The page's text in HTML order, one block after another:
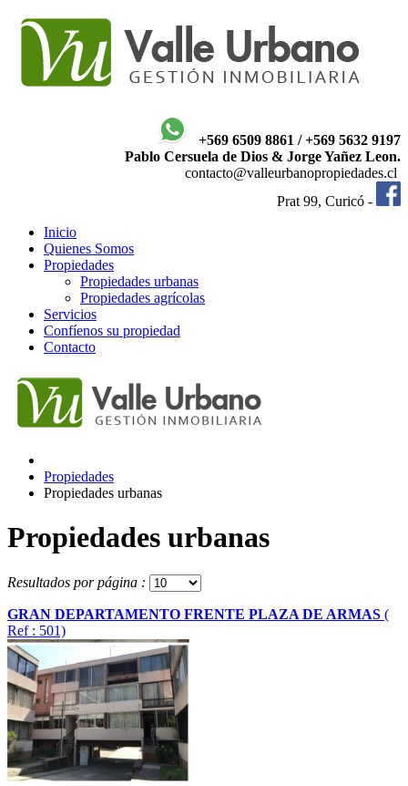
+569 6509 8861 / +569 5632 9197
Pablo Cersuela de Dios & Jorge Yañez Leon.
contacto@valleurbanopropiedades.cl
Prat 99, Curicó -
Inicio
Quienes Somos
Propiedades
Propiedades urbanas
Propiedades agrícolas
Servicios
Confíenos su propiedad
Contacto
Propiedades
Propiedades urbanas
Propiedades urbanas
Resultados por página :
GRAN DEPARTAMENTO FRENTE PLAZA DE ARMAS (
Ref : 501)